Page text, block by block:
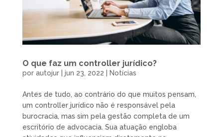
O que faz um controller jurídico?
por autojur| jun 23, 2022 Notícias
Antes de tudo, ao contrário do que muitos pensam,
um controller jurídico não é responsável pela
burocracia, mas sim pela gestão completa de um
escritório de advocacia. Sua atuação engloba